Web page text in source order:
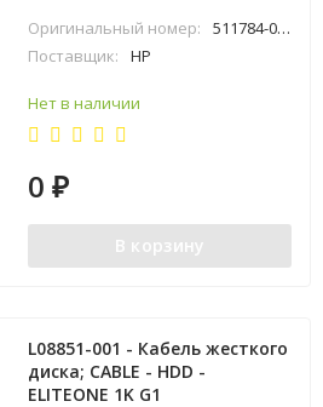
Оригинальный номер:
511784-001
Поставщик:
HP
Нет в наличии
0₽
В корзину
L08851-001 - Кабель жесткого
диска; CABLE - HDD -
ELITEONE 1K G1